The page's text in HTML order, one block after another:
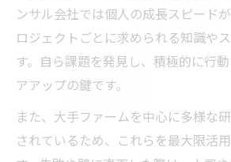
ンサル会社では個人の成長スピード
ロジェクトごとに求められる知識や
す。自ら課題を発見し、積極的に行
アアップの鍵です。
また、大手ファームを中心に多様な
されているため、これらを最大限活